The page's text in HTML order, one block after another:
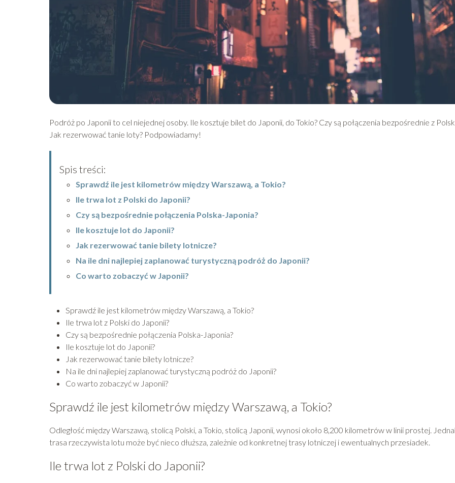
Podróż po Japonii to cel niejednej osoby. Ile kosztuje bilet do Japonii, do Tokio? Czy są połączenia bezpośrednie z
Jak rezerwować tanie loty? Podpowiadamy!
Spis treści:
Sprawdź ile jest kilometrów między Warszawą, a Tokio?
Ile trwa lot z Polski do Japonii?
Czy są bezpośrednie połączenia Polska-Japonia?
Ile kosztuje lot do Japonii?
Jak rezerwować tanie bilety lotnicze?
Na ile dni najlepiej zaplanować turystyczną podróż do Japonii?
Co warto zobaczyć w Japonii?
Sprawdź ile jest kilometrów między Warszawą, a Tokio?
Ile trwa lot z Polski do Japonii?
Czy są bezpośrednie połączenia Polska-Japonia?
Ile kosztuje lot do Japonii?
Jak rezerwować tanie bilety lotnicze?
Na ile dni najlepiej zaplanować turystyczną podróż do Japonii?
Co warto zobaczyć w Japonii?
Sprawdź ile jest kilometrów między Warszawą, a Tokio?
Odległość między Warszawą, stolicą Polski, a Tokio, stolicą Japonii, wynosi około 8,200 kilometrów w linii prostej.
trasa rzeczywista lotu może być nieco dłuższa, zależnie od konkretnej trasy lotniczej i ewentualnych przesiadek.
Ile trwa lot z Polski do Japonii?